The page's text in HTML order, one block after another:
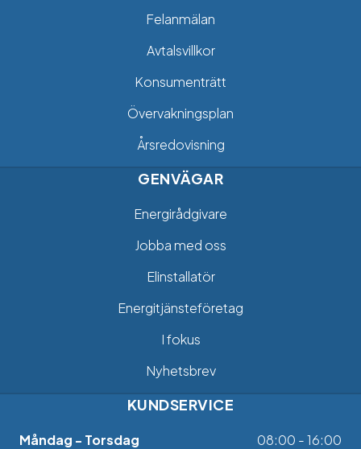
Felanmälan
Avtalsvillkor
Konsumenträtt
Övervakningsplan
Årsredovisning
GENVÄGAR
Energirådgivare
Jobba med oss
Elinstallatör
Energitjänsteföretag
I fokus
Nyhetsbrev
KUNDSERVICE
Måndag - Torsdag
08:00 - 16:00